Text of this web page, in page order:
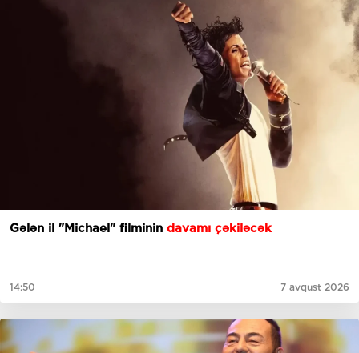
Gələn il "Michael" filminin davamı çəkiləcək
14:50 7 avqust 2026